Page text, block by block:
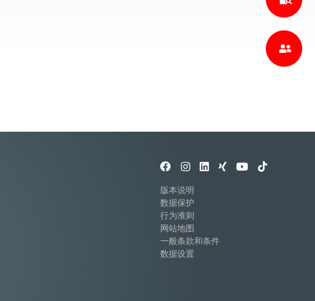
版本说明
数据保护
行为准则
网站地图
一般条款和条件
数据设置